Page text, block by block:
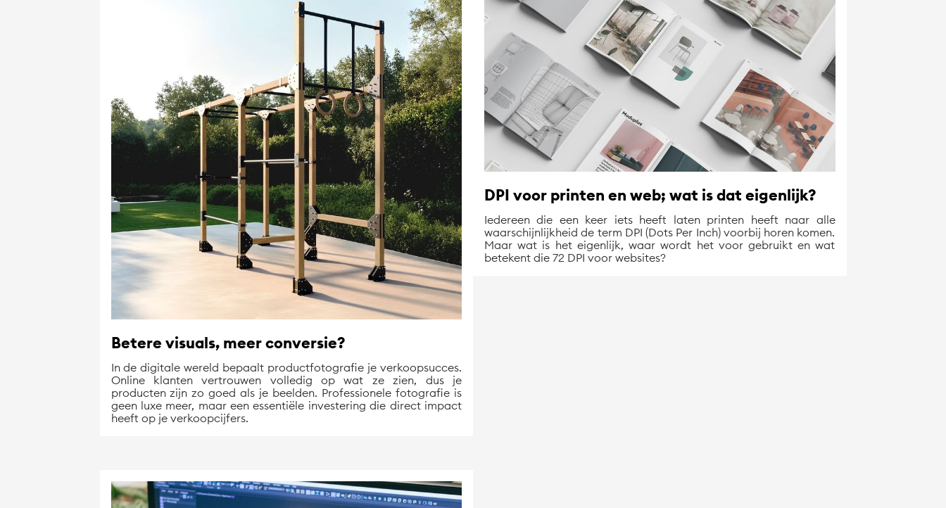
Betere visuals, meer conversie?
In de digitale wereld bepaalt productfotografie je verkoopsucces.
Online klanten vertrouwen volledig op wat ze zien, dus je
producten zijn zo goed als je beelden. Professionele fotografie is
geen luxe meer, maar een essentiële investering die direct impact
heeft op je verkoopcijfers.
DPI voor printen en web; wat is dat eigenlijk?
Iedereen die een keer iets heeft laten printen heeft naar alle
waarschijnlijkheid de term DPI (Dots Per Inch) voorbij horen komen.
Maar wat is het eigenlijk, waar wordt het voor gebruikt en wat
betekent die 72 DPI voor websites?